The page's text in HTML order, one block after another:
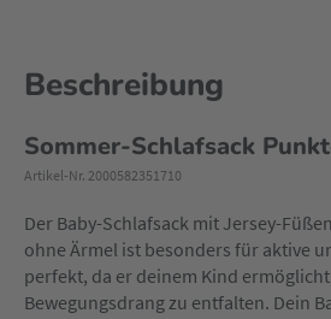
Beschreibung
Sommer-Schlafsack
Artikel-Nr. 2000582351710
Der Baby-Schlafsack mit Jersey-
ohne Ärmel ist besonders für aktive
perfekt, da er deinem Kind
Bewegungsdrang zu entfalten. Dein